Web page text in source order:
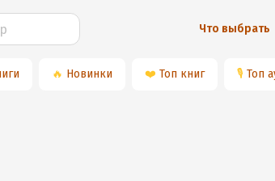
Что выбрать
🔥 Новинки ❤️ Топ книг 🎙 Топ